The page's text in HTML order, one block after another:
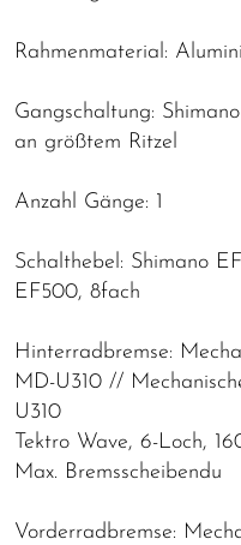
Rahmenmaterial:
Gangschaltung:
an größtem Ritzel
Anzahl Gänge: 1
Schalthebel: Shimano
EF500, 8fach
Hinterradbremse:
MD-U310 //
U310
Tektro Wave, 6-Loch,
Max. Bremsscheibendu
Vorderradbremse: